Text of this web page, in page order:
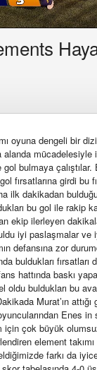
oyuna dengeli bir
mücadelesiyle
bulmaya çalıştılar.
fırsatlarına girdi bu
ilk dakikadan
bu gol ile rakip
ekip ilerleyen
iyi paslaşmalar ve
defansına zor
buldukları fırsatları
hattında baskı
oldu buldukları bu
Murat’ın attığı
Enes
için çok büyük
element
farkı da